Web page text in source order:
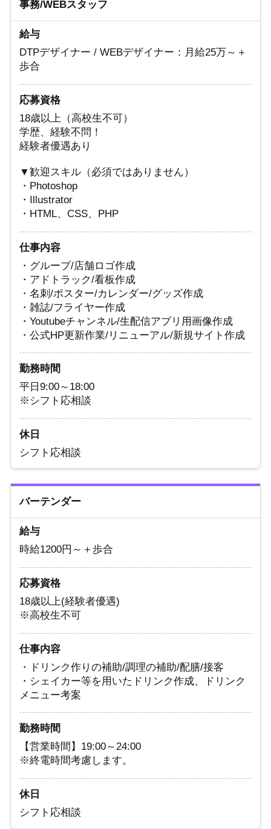
事務/WEBスタッフ
給与
DTPデザイナー / WEBデザイナー：月給25万～＋
歩合
応募資格
18歳以上（高校生不可）
学歴、経験不問！
経験者優遇あり
▼歓迎スキル（必須ではありません）
・Photoshop
・Illustrator
・HTML、CSS、PHP
仕事内容
・グループ/店舗ロゴ作成
・アドトラック/看板作成
・名刺/ポスター/カレンダー/グッズ作成
・雑誌/フライヤー作成
・Youtubeチャンネル/生配信アプリ用画像作成
・公式HP更新作業/リニューアル/新規サイト作成
勤務時間
平日9:00～18:00
※シフト応相談
休日
シフト応相談
バーテンダー
給与
時給1200円～＋歩合
応募資格
18歳以上(経験者優遇)
※高校生不可
仕事内容
・ドリンク作りの補助/調理の補助/配膳/接客
・シェイカー等を用いたドリンク作成、ドリンク
メニュー考案
勤務時間
【営業時間】19:00～24:00
※終電時間考慮します。
休日
シフト応相談